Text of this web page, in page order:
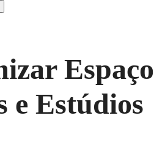
Espaço
e Estúdios